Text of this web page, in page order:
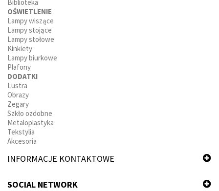
Biblioteka
OŚWIETLENIE
Lampy wiszące
Lampy stojące
Lampy stołowe
Kinkiety
Lampy biurkowe
Plafony
DODATKI
Lustra
Obrazy
Zegary
Szkło ozdobne
Metaloplastyka
Tekstylia
Akcesoria
INFORMACJE KONTAKTOWE
SOCIAL NETWORK